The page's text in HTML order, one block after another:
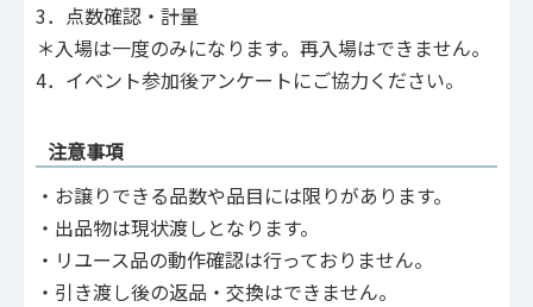
3．点数確認‧計量
＊⼊場は⼀度のみになります。再⼊場はできません。
4．イベント参加後アンケートにご協⼒ください。
注意事項
‧お譲りできる品数や品目には限りがあります。
‧出品物は現状渡しとなります。
・リユース品の動作確認は行っておりません。
‧引き渡し後の返品‧交換はできません。